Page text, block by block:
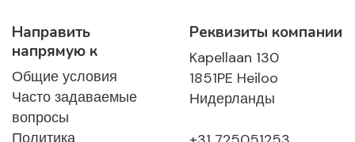
Направить
напрямую к
Общие условия
Часто задаваемые
вопросы
Политика
Реквизиты компании
Kapellaan 130
1851PE Heiloo
Нидерланды